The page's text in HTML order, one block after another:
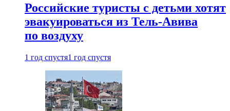
Российские туристы с детьми хотят
эвакуироваться из Тель-Авива
по воздуху
1 год спустя1 год спустя